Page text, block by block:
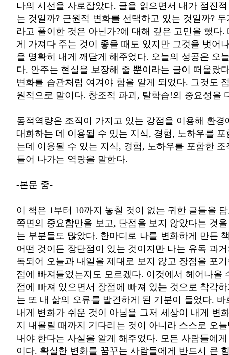
나의 시선을 사로잡았다. 글을 읽으면서 내가 점진
는 것일까? 근원적 변화를 선택하고 있는 것일까?
라고 풀이한 것은 아닌가?에 대해 깊은 고민을 했다
게 가져다 주는 것이 좋을 때도 있지만 그것을 벗어
을 명확히 내게 깨닫게 해주었다. 오늘의 성공은 오
다. 안주는 현실을 보장해 줄 뿐이라는 글이 떠올랐
변화를 습관처럼 여겨야 함을 알게 되었다. 그것도
원적으로 말이다. 창조적 파괴, 탈학습!의 중요성을
동적역량은 조직이 가지고 있는 강점을 이용해 환경
대화하는 데 이용될 수 있는 지식, 경험, 노하우를
는데 이용될 수 있는 지식, 경험, 노하우를 포함한
들어 나가는 역량을 말한다.
-본문 중-
이 책은 1부터 10까지 놓칠 것이 없는 귀한 글들을
쪽면의 중요함만을 보고, 단점을 보지 않았다는 것
는 부분들도 많았다. 한마디로 나를 변화하게 만든
어떤 것이든 장단점이 있는 것이지만 나는 유독 과
독되어 오늘과 내일을 제대로 보지 않고 장점을 포
점에 빠져들었는지도 모르겠다. 이것에서 헤어나올
점에 빠져 있으면서 장점에 빠져 있는 것으로 착각
는 또 내 삶의 오류를 발견하게 된 기분이 들었다.
내게 변화가 쉬운 것이 아님을 그저 세상이 내게 변
지 내몰릴 때까지 기다리는 것이 아니라 스스로 오
내야 한다는 사실을 알게 해주었다. 모든 사람들에
이다. 확실한 변화를 꿈꾸는 사람들에게 반드시 큰